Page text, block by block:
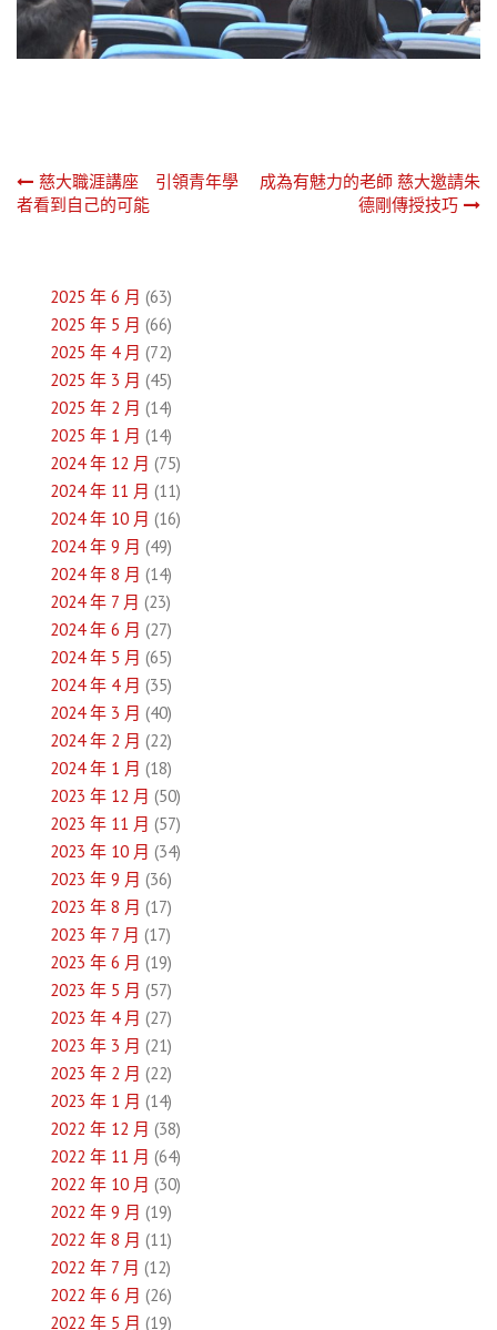
文
覽
慈大職涯講座 引領青年學
者看到自己的可能
成為有魅力的老師 慈大邀請朱
德剛傳授技巧
2025 年 6 月 (63)
2025 年 5 月 (66)
2025 年 4 月 (72)
2025 年 3 月 (45)
2025 年 2 月 (14)
2025 年 1 月 (14)
2024 年 12 月 (75)
2024 年 11 月 (11)
2024 年 10 月 (16)
2024 年 9 月 (49)
2024 年 8 月 (14)
2024 年 7 月 (23)
2024 年 6 月 (27)
2024 年 5 月 (65)
2024 年 4 月 (35)
2024 年 3 月 (40)
2024 年 2 月 (22)
2024 年 1 月 (18)
2023 年 12 月 (50)
2023 年 11 月 (57)
2023 年 10 月 (34)
2023 年 9 月 (36)
2023 年 8 月 (17)
2023 年 7 月 (17)
2023 年 6 月 (19)
2023 年 5 月 (57)
2023 年 4 月 (27)
2023 年 3 月 (21)
2023 年 2 月 (22)
2023 年 1 月 (14)
2022 年 12 月 (38)
2022 年 11 月 (64)
2022 年 10 月 (30)
2022 年 9 月 (19)
2022 年 8 月 (11)
2022 年 7 月 (12)
2022 年 6 月 (26)
2022 年 5 月 (19)